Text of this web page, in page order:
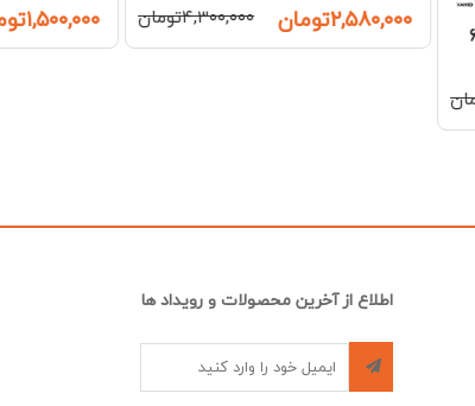
۱,۵۰۰,۰۰۰تومان ۲,۵۰۰,۰۰۰تومان ۱,۲۶۰,۰۰۰تومان
اطلاع از آخرین محصولات و رویداد ها